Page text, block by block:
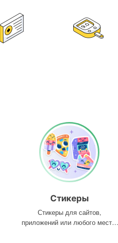
Стикеры
Стикеры для сайтов,
приложений или любого места,